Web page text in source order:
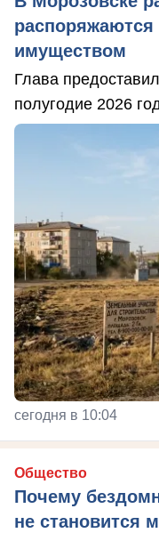
имуществом
Глава
полугодие 2026
сегодня в 10:04
Общество
Почему
не становится